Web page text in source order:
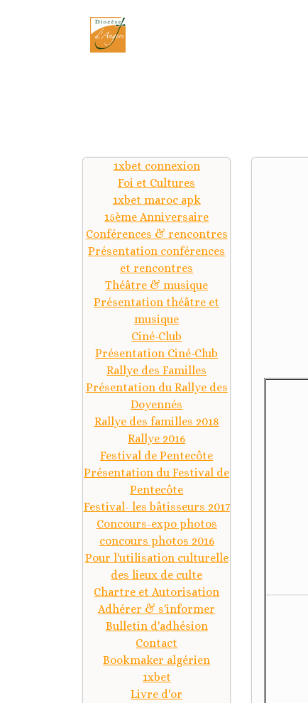
1xbet connexion
Foi et Cultures
1xbet maroc apk
15ème Anniversaire
Conférences & rencontres
Présentation conférences
et rencontres
Théâtre & musique
Présentation théâtre et
musique
Ciné-Club
Présentation Ciné-Club
Rallye des Familles
Présentation du Rallye des
Doyennés
Rallye des familles 2018
Rallye 2016
Festival de Pentecôte
Présentation du Festival de
Pentecôte
Festival- les bâtisseurs 2017
Concours-expo photos
concours photos 2016
Pour l'utilisation culturelle
des lieux de culte
Chartre et Autorisation
Adhérer & s'informer
Bulletin d'adhésion
Contact
Bookmaker algérien
1xbet
Livre d'or